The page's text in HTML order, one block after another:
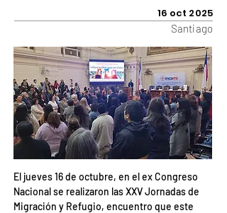
16 oct 2025
Santiago
El jueves 16 de octubre, en el ex Congreso
Nacional se realizaron las XXV Jornadas de
Migración y Refugio, encuentro que este